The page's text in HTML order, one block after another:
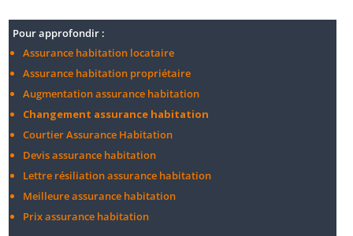
Pour approfondir :
Assurance habitation locataire
Assurance habitation propriétaire
Augmentation assurance habitation
Changement assurance habitation
Courtier Assurance Habitation
Devis assurance habitation
Lettre résiliation assurance habitation
Meilleure assurance habitation
Prix assurance habitation